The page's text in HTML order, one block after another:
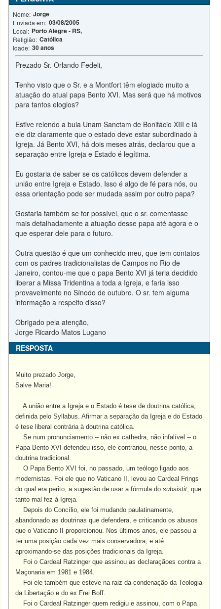
Nome: Jorge
Enviada em: 03/08/2005
Local: Porto Alegre - RS,
Religião: Católica
Idade: 30 anos
Prezado Sr. Orlando Fedeli,
Tenho visto que o Sr. e a Montfort têm elogiado muito a
atuação do atual papa Bento XVI. Mas será que há motivos
para tantos elogios?
Estive relendo a bula Unam Sanctam de Bonifácio XIII e lá
ele diz claramente que o estado deve estar subordinado à
Igreja. Já Bento XVI, há dois meses atrás, declarou que a
separação entre Igreja e Estado é legítima.
Eu gostaria de saber se os católicos devem defender a
união entre Igreja e Estado. Isso é algo de fé para nós, ou
essa orientação pode ser mudada assim por outro papa?
Gostaria também se for possível, que o sr. comentasse
mais detalhadamente a atuação desse papa até agora e o
que esperar dele para o futuro.
Outra questão é que um conhecido meu, que tem contatos
com os padres tradicionalistas de Campos no Rio de
Janeiro, contou-me que o papa Bento XVI já teria decidido
liberar a Missa Tridentina a toda a Igreja, e faria isso
provavelmente no Sínodo de outubro. O sr. tem alguma
informação a respeito disso?
Obrigado pela atenção,
Jorge Ricardo Matos Lugano
RESPOSTA
Muito prezado Jorge,
Salve Maria!
A união entre a Igreja e o Estado é tese de doutrina católica,
definida pelo Syllabus. Afirmar a separação da Igreja e do Estado
é tese liberal contrária à doutrina católica.
Se num pronunciamento -- não ex cathedra, não infalível -- o
Papa Bento XVI defendeu isso, ele contrariou, nesse ponto, a
doutrina tradicional.
O Papa Bento XVI foi, no passado, um teólogo ligado aos
modernistas. Foi ele que no Vaticano II, levou ao Cardeal Frings
do qual era perito, a sugestão de usar a fórmula dosubsistit, que
tanto mal fez à Igreja.
Depois do Concílio, ele foi mudando paulatinamente,
abandonado as doutrinas que defendera, e criticando os abusos
que o Vaticano II proporcionou. Nos últimos anos, ele passou a
ter uma posição cada vez mais conservadora, e até
aproximando-se das posições tradicionais da Igreja.
Foi o Cardeal Ratzinger que assinou as declaraçãoes contra a
Maçonaria em 1981 e 1984.
Foi ele também que esteve na raiz da condenação da Teologia
da Libertação e do ex Frei Boff.
Foi o Cardeal Ratzinger quem redigiu e assinou, com o Papa